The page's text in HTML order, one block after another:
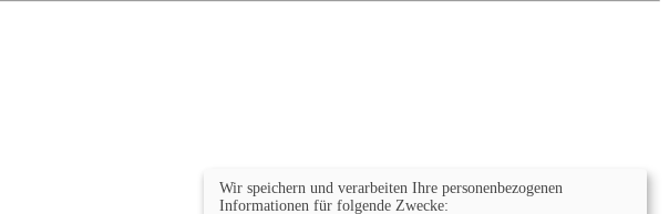
Wir speichern und verarbeiten Ihre personenbezogenen
Informationen für folgende Zwecke: